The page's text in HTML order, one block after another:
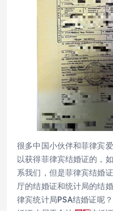
很多中国小伙伴和菲律宾
以获得菲律宾结婚证的，
系我们，但是菲律宾结婚
厅的结婚证和统计局的结
律宾统计局PSA结婚证呢